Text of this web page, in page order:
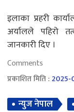
इलाका प्रहरी
अर्यालले पहिरो
जानकारी दिए ।
Comments
प्रकाशित मिति :
न्युज नेपाल